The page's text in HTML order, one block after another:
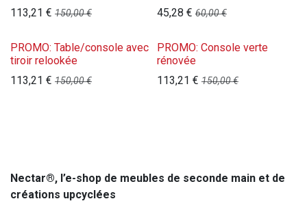
113,21 € 150,00€
45,28 € 60,00€
PROMO: Table/console avec
tiroir relookée
113,21 € 150,00€
PROMO: Console verte
rénovée
113,21 € 150,00€
Nectar®, l’e-shop de meubles de seconde main et de
créations upcyclées